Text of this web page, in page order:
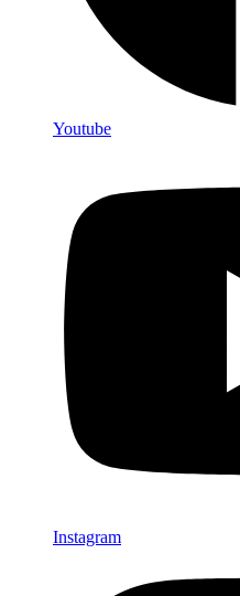
Youtube
Instagram